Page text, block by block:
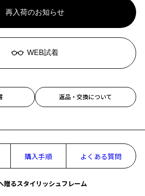
再入荷のお知らせ
WEB試着
返品・交換について
購入手順 よくある質問
贈るスタイリッシュフレーム